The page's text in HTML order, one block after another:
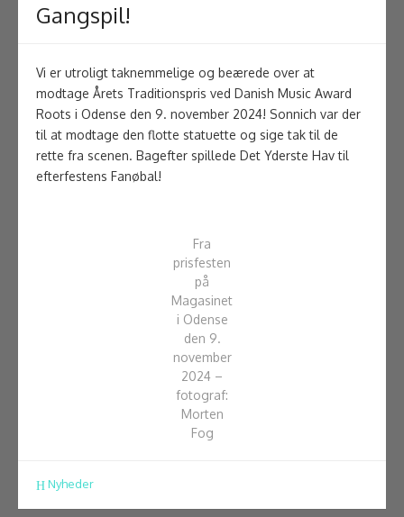
Gangspil!
Vi er utroligt taknemmelige og beærede over at
modtage Årets Traditionspris ved Danish Music Award
Roots i Odense den 9. november 2024! Sonnich var der
til at modtage den flotte statuette og sige tak til de
rette fra scenen. Bagefter spillede Det Yderste Hav til
efterfestens Fanøbal!
Fra
prisfesten
på
Magasinet
i Odense
den 9.
november
2024 –
fotograf:
Morten
Fog
Nyheder